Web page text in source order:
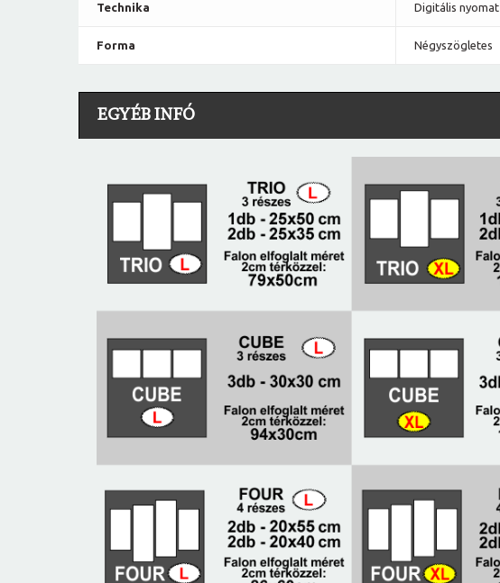
Technika Digitális nyomat
Forma Négyszögletes
EGYÉB INFÓ